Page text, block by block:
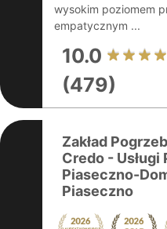
wysokim poziomem
empatycznym ...
10.0
(479)
Zakład
Credo - Usługi
Piaseczno-
Piaseczno